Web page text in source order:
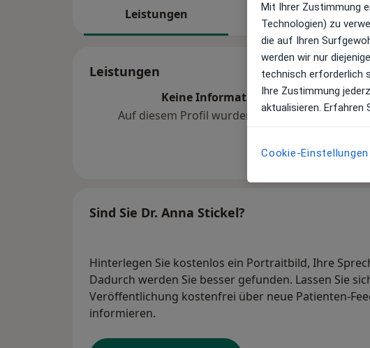
Leistungen Standorte
Leistungen
Keine Informationen über
Auf diesem Profil wurden noch keine
Sind Sie Dr. Anna Stickel?
Hinterlegen Sie kostenlos ein Portraitbild, Ihre
Dadurch werden Sie besser gefunden. Lassen Sie
Veröffentlichung kostenfrei über neue Patienten-
informieren.
Mit Ihrer Zustimmung
Technologien) zu
die auf Ihren
werden wir nur
technisch erforderlich
Ihre Zustimmung
aktualisieren. Erfahren
Cookie-Einstellungen